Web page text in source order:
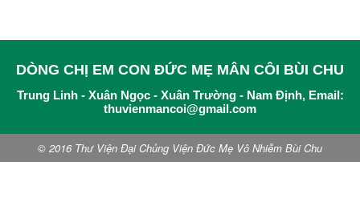
DÒNG CHỊ EM CON ĐỨC MẸ MÂN CÔI BÙI CHU
Trung Linh - Xuân Ngọc - Xuân Trường - Nam Định, Email:
thuvienmancoi@gmail.com
© 2016 Thư Viện Đại Chủng Viện Đức Mẹ Vô Nhiễm Bùi Chu